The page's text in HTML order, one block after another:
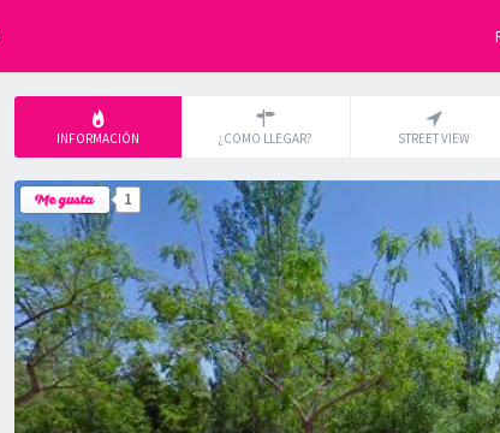
INFORMACIÓN ¿COMO LLEGAR? STREET VIEW
1